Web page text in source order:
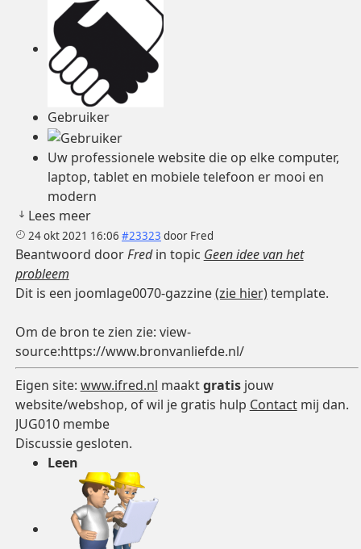
Gebruiker
Uw professionele website die op elke computer,
laptop, tablet en mobiele telefoon er mooi en
modern
Lees meer
24 okt 2021 16:06 #23323 door Fred
Beantwoord doorFredin topic Geen idee van het
probleem
Dit is een joomlage0070-gazzine(zie hier)template.
Om de bron te zien zie: view-
source:https://www.bronvanliefde.nl/
Eigen site: www.ifred.nl maaktgratisjouw
website/webshop, of wil je gratis hulp Contactmij dan.
JUG010 membe
Discussie gesloten.
Leen